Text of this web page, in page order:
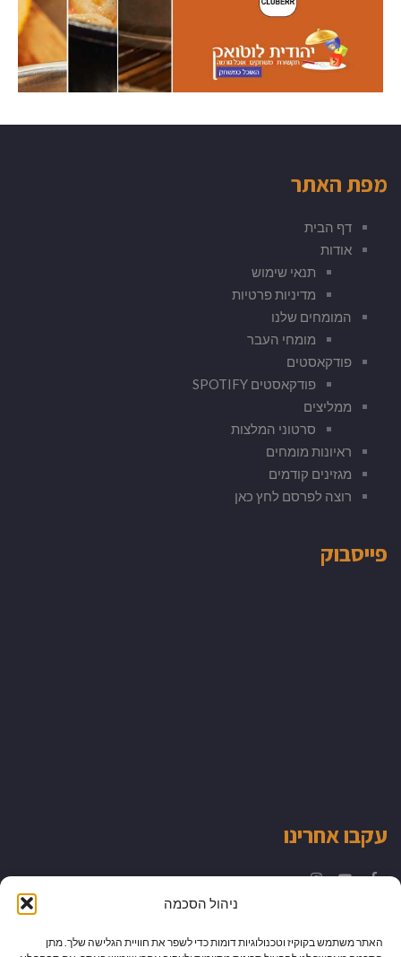
ניהול הסכמה
האתר משתמש בקוקיז וטכנולוגיות דומות כדי לשפר את חוויית הגלישה שלך. מתן
מפת האתר
דף הבית
אודות
תנאי שימוש
מדיניות פרטיות
המומחים שלנו
מומחי העבר
פודקאסטים
פודקאסטים SPOTIFY
ממליצים
סרטוני המלצות
ראיונות מומחים
מגזינים קודמים
רוצה לפרסם לחץ כאן
פייסבוק
עקבו אחרינו